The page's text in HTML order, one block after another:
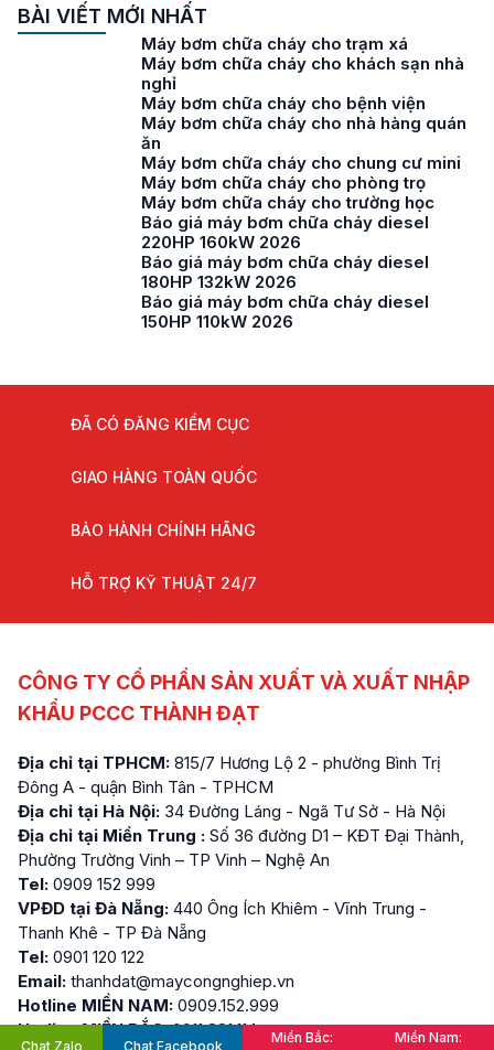
BÀI VIẾT MỚI NHẤT
Máy bơm chữa cháy cho trạm xá
Máy bơm chữa cháy cho khách sạn nhà
nghỉ
Máy bơm chữa cháy cho bệnh viện
Máy bơm chữa cháy cho nhà hàng quán
ăn
Máy bơm chữa cháy cho chung cư mini
Máy bơm chữa cháy cho phòng trọ
Máy bơm chữa cháy cho trường học
Báo giá máy bơm chữa cháy diesel
220HP 160kW 2026
Báo giá máy bơm chữa cháy diesel
180HP 132kW 2026
Báo giá máy bơm chữa cháy diesel
150HP 110kW 2026
ĐÃ CÓ ĐĂNG KIỂM CỤC
GIAO HÀNG TOÀN QUỐC
BẢO HÀNH CHÍNH HÃNG
HỖ TRỢ KỸ THUẬT 24/7
CÔNG TY CỔ PHẦN SẢN XUẤT VÀ XUẤT NHẬP
KHẨU PCCC THÀNH ĐẠT
Địa chỉ tại TPHCM: 815/7 Hương Lộ 2 - phường Bình Trị
Đông A - quận Bình Tân - TPHCM
Địa chỉ tại Hà Nội: 34 Đường Láng - Ngã Tư Sở - Hà Nội
Địa chỉ tại Miền Trung : Số 36 đường D1 – KĐT Đại Thành,
Phường Trường Vinh – TP Vinh – Nghệ An
Tel: 0909 152 999
VPĐD tại Đà Nẵng: 440 Ông Ích Khiêm - Vĩnh Trung -
Thanh Khê - TP Đà Nẵng
Tel: 0901 120 122
Email: thanhdat@maycongnghiep.vn
Hotline MIỀN NAM: 0909.152.999
Hotline MIỀN BẮC: 0911.881.114
Chat Zalo Chat Facebook
Miền Bắc:
Miền Nam: